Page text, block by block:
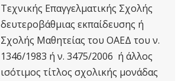
Τεχνικής Επαγγελματικής Σχολής
δευτεροβάθμιας εκπαίδευσης ή
Σχολής Μαθητείας του ΟΑΕΔ του ν.
1346/1983 ή ν. 3475/2006 ή άλλος
ισότιμος τίτλος σχολικής μονάδας